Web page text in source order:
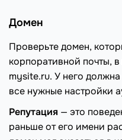
Домен
Проверьте домен,
корпоративной почты,
mysite.ru. У него
все нужные настройки
Репутация — это
раньше от его имени